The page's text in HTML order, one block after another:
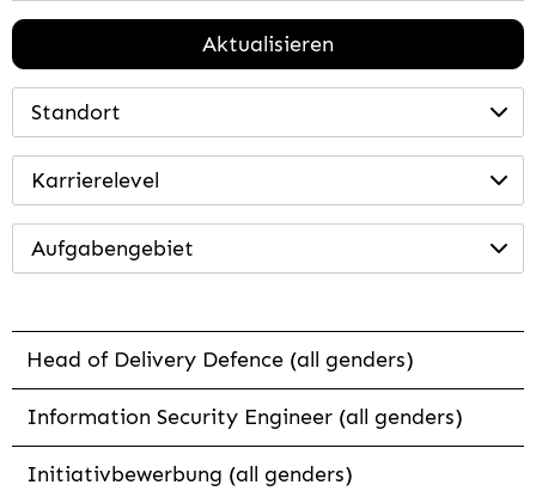
Aktualisieren
Standort
Karrierelevel
Aufgabengebiet
Head of Delivery Defence (all genders)
Information Security Engineer (all genders)
Initiativbewerbung (all genders)